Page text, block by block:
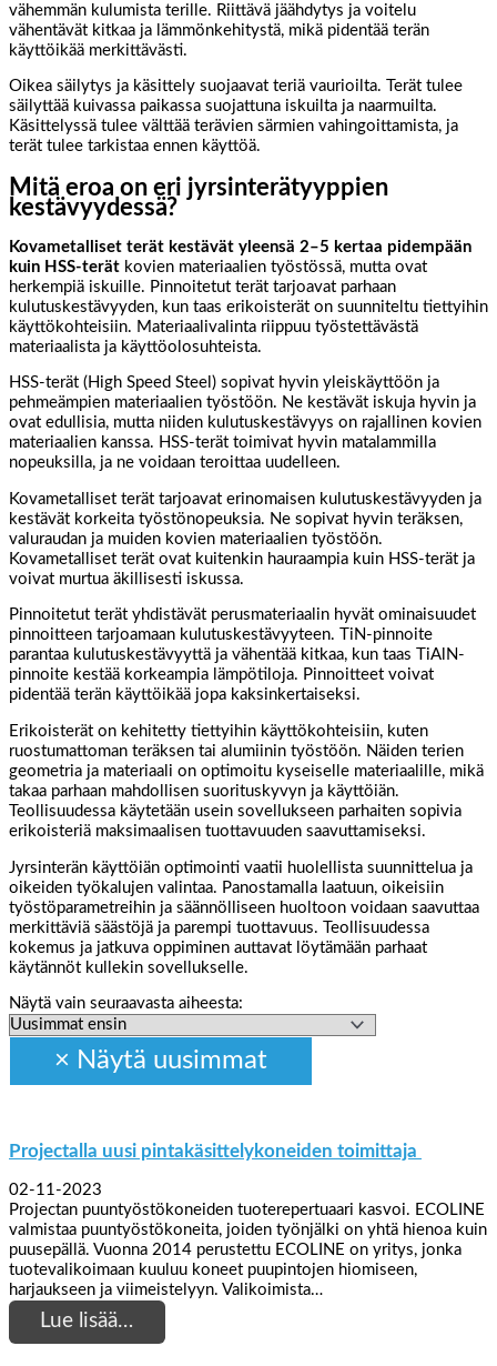
vähemmän kulumista terille. Riittävä jäähdytys ja voitelu
vähentävät kitkaa ja lämmönkehitystä, mikä pidentää terän
käyttöikää merkittävästi.
Oikea säilytys ja käsittely suojaavat teriä vaurioilta. Terät tulee
säilyttää kuivassa paikassa suojattuna iskuilta ja naarmuilta.
Käsittelyssä tulee välttää terävien särmien vahingoittamista, ja
terät tulee tarkistaa ennen käyttöä.
Mitä eroa on eri jyrsinterätyyppien
kestävyydessä?
Kovametalliset terät kestävät yleensä 2–5 kertaa pidempään
kuin HSS-terät kovien materiaalien työstössä, mutta ovat
herkempiä iskuille. Pinnoitetut terät tarjoavat parhaan
kulutuskestävyyden, kun taas erikoisterät on suunniteltu tiettyihin
käyttökohteisiin. Materiaalivalinta riippuu työstettävästä
materiaalista ja käyttöolosuhteista.
HSS-terät (High Speed Steel) sopivat hyvin yleiskäyttöön ja
pehmeämpien materiaalien työstöön. Ne kestävät iskuja hyvin ja
ovat edullisia, mutta niiden kulutuskestävyys on rajallinen kovien
materiaalien kanssa. HSS-terät toimivat hyvin matalammilla
nopeuksilla, ja ne voidaan teroittaa uudelleen.
Kovametalliset terät tarjoavat erinomaisen kulutuskestävyyden ja
kestävät korkeita työstönopeuksia. Ne sopivat hyvin teräksen,
valuraudan ja muiden kovien materiaalien työstöön.
Kovametalliset terät ovat kuitenkin hauraampia kuin HSS-terät ja
voivat murtua äkillisesti iskussa.
Pinnoitetut terät yhdistävät perusmateriaalin hyvät ominaisuudet
pinnoitteen tarjoamaan kulutuskestävyyteen. TiN-pinnoite
parantaa kulutuskestävyyttä ja vähentää kitkaa, kun taas TiAlN-
pinnoite kestää korkeampia lämpötiloja. Pinnoitteet voivat
pidentää terän käyttöikää jopa kaksinkertaiseksi.
Erikoisterät on kehitetty tiettyihin käyttökohteisiin, kuten
ruostumattoman teräksen tai alumiinin työstöön. Näiden terien
geometria ja materiaali on optimoitu kyseiselle materiaalille, mikä
takaa parhaan mahdollisen suorituskyvyn ja käyttöiän.
Teollisuudessa käytetään usein sovellukseen parhaiten sopivia
erikoisteriä maksimaalisen tuottavuuden saavuttamiseksi.
Jyrsinterän käyttöiän optimointi vaatii huolellista suunnittelua ja
oikeiden työkalujen valintaa. Panostamalla laatuun, oikeisiin
työstöparametreihin ja säännölliseen huoltoon voidaan saavuttaa
merkittäviä säästöjä ja parempi tuottavuus. Teollisuudessa
kokemus ja jatkuva oppiminen auttavat löytämään parhaat
käytännöt kullekin sovellukselle.
Näytä vain seuraavasta aiheesta:
Projectalla uusi pintakäsittelykoneiden toimittaja
02-11-2023
Projectan puuntyöstökoneiden tuoterepertuaari kasvoi. ECOLINE
valmistaa puuntyöstökoneita, joiden työnjälki on yhtä hienoa kuin
puusepällä. Vuonna 2014 perustettu ECOLINE on yritys, jonka
tuotevalikoimaan kuuluu koneet puupintojen hiomiseen,
harjaukseen ja viimeistelyyn. Valikoimista…
Lue lisää…